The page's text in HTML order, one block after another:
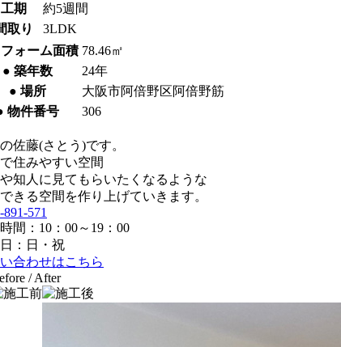
期
約5週間
取り
3LDK
ォーム面積 78.46㎡
● 築年数
24年
● 場所
大阪市阿倍野区阿倍野筋
物件番号
306
佐藤(さとう)です。
住みやすい空間
知人に見てもらいたくなるような
きる空間を作り上げていきます。
891-571
間：10：00～19：00
：日・祝
合わせはこちら
/ After